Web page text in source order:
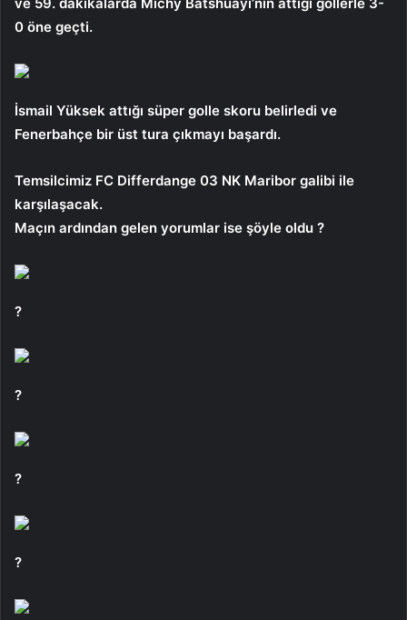
0 öne geçti.
İsmail Yüksek attığı süper golle skoru belirledi ve
Fenerbahçe bir üst tura çıkmayı başardı.
Temsilcimiz FC Differdange 03 NK Maribor galibi ile
karşılaşacak.
Maçın ardından gelen yorumlar ise şöyle oldu ?
?
?
?
?